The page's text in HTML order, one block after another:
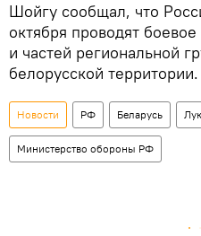
Шойгу сообщал, что
октября проводят
и частей региональной
белорусской территории.
Новости РФ Беларусь
Министерство обороны РФ